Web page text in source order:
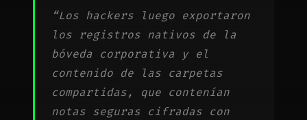
“Los hackers luego exportaron
los registros nativos de la
bóveda corporativa y el
contenido de las carpetas
compartidas, que contenían
notas seguras cifradas con